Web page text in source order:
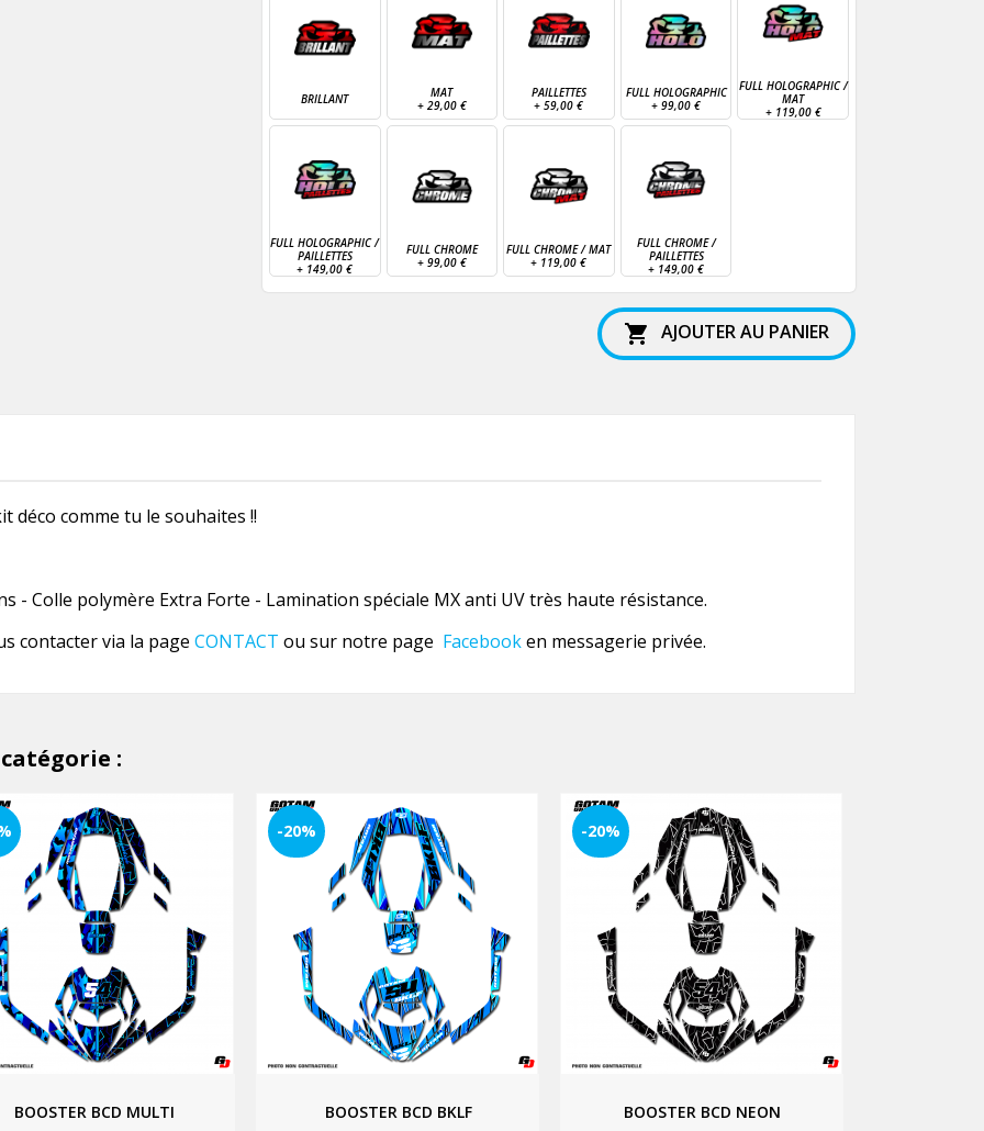
BRILLANT
MAT
+ 29,00 €
PAILLETTES
+59,00 €
FULL HOLOGRAPHIC
+99,00 €
FULL HOLOGRAPHIC /
MAT
+ 119,00 €
FULL HOLOGRAPHIC /
PAILLETTES
+ 149,00 €
FULL CHROME
+ 99,00 €
FULL CHROME / MAT
+ 119,00 €
FULL CHROME /
PAILLETTES
+ 149,00 €
 AJOUTER AU PANIER
déco comme tu le souhaites !!
- Colle polymère Extra Forte - Lamination spéciale MX anti UV très haute résistance.
contacter via la page CONTACT ou sur notre page Facebooken messagerie privée.
:
BOOSTER BCD MULTI
BOOSTER BCD BKLF
-20%
BOOSTER BCD NEON
-20%